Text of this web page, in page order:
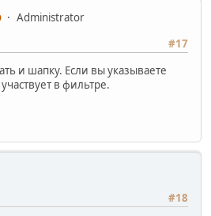
Administrator
#17
и шапку. Если вы указываете
в фильтре.
#18